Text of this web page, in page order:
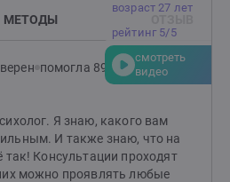
– не навреди." Ваши чувства,
в приоритете. — Гибкость в
для достижения
именно для вас. Что вас
глубокая
на привычные проблемы.
и сделаем вашу жизнь
Готовы к первым
и мы начнём ваш путь к
возраст 27 лет
рейтинг 5/5
смотреть
видео
МЕТОДЫ
помогла 89 клиентам
Я знаю, какого вам
И также знаю, что на
так! Консультации проходят
можно проявлять любые